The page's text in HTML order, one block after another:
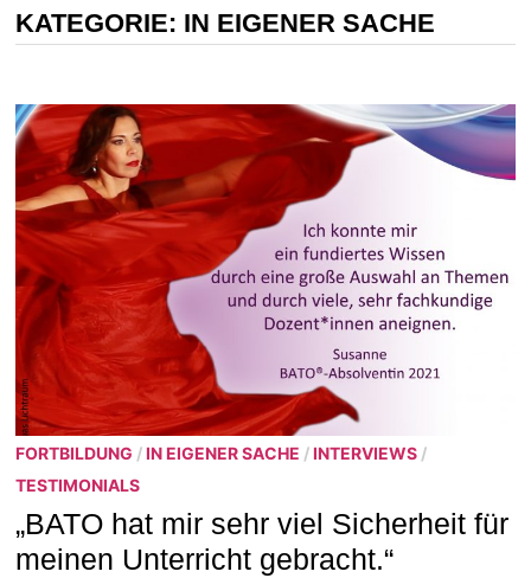
KATEGORIE: IN EIGENER SACHE
FORTBILDUNG /IN EIGENER SACHE /INTERVIEWS/
TESTIMONIALS
„BATO hat mir sehr viel Sicherheit für
meinen Unterricht gebracht.“